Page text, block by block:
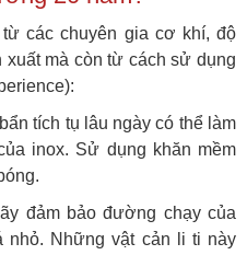
các chuyên gia cơ khí, độ
mà còn từ cách sử dụng
tích tụ lâu ngày có thể làm
inox. Sử dụng khăn mềm
đảm bảo đường chạy của
nhỏ. Những vật cản li ti này